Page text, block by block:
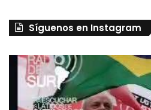
Síguenos en Instagram